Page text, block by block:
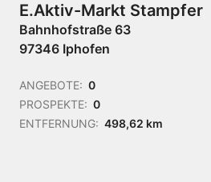
E.Aktiv-Markt Stampfer
Bahnhofstraße 63
97346 Iphofen
ANGEBOTE: 0
PROSPEKTE: 0
ENTFERNUNG: 498,62 km